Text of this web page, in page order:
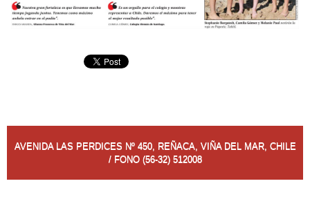
AVENIDA LAS PERDICES Nº 450, REÑACA, VIÑA DEL MAR, CHILE
/ FONO (56-32) 512008